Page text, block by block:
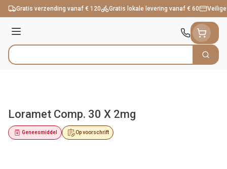
Ga naar de inhoud
Gratis verzending vanaf € 120 Gratis lokale levering vanaf € 60
Menu
Product, merk, categorie... Zoek
Loramet Comp. 30 X 2mg
Op voorschrift
Geneesmiddel